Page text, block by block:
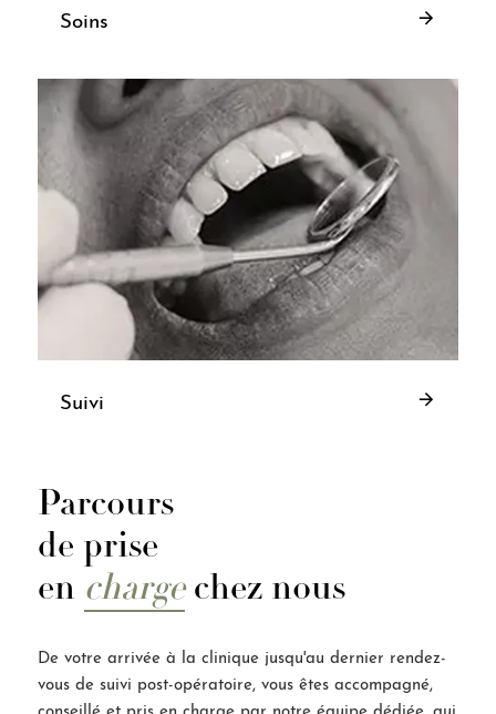
Soins
Suivi
Parcours
de prise
en chargechez nous
De votre arrivée à la clinique jusqu'au dernier rendez-
vous de suivi post-opératoire, vous êtes accompagné,
conseillé et pris en charge par notre équipe dédiée, qui